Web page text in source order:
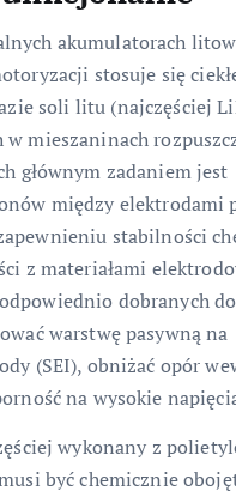
akumulatorach
stosuje się
soli litu (najczęściej
w mieszaninach
głównym zadaniem jest
między elektrodami
stabilności
z materiałami
dobranych
warstwę pasywną na
(SEI), obniżać opór
na wysokie
wykonany z
być chemicznie